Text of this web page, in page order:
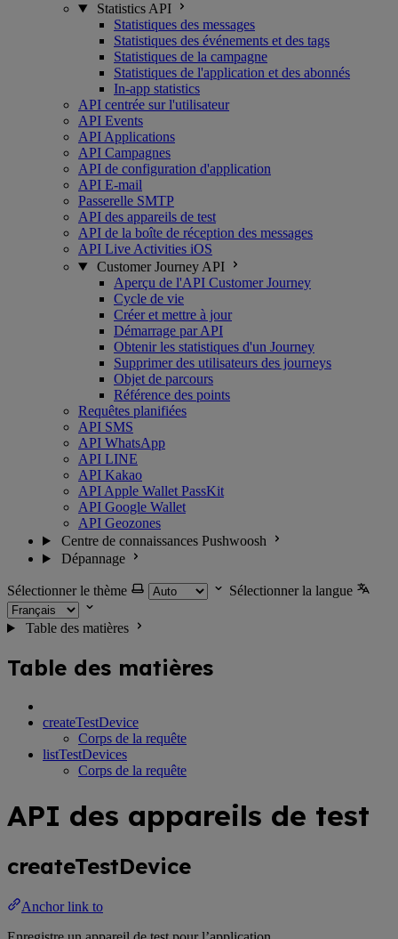
Statistics API
Statistiques des messages
Statistiques des événements et des tags
Statistiques de la campagne
Statistiques de l'application et des abonnés
In-app statistics
API centrée sur l'utilisateur
API Events
API Applications
API Campagnes
API de configuration d'application
API E-mail
Passerelle SMTP
API des appareils de test
API de la boîte de réception des messages
API Live Activities iOS
Customer Journey API
Aperçu de l'API Customer Journey
Cycle de vie
Créer et mettre à jour
Démarrage par API
Obtenir les statistiques d'un Journey
Supprimer des utilisateurs des journeys
Objet de parcours
Référence des points
Requêtes planifiées
API SMS
API WhatsApp
API LINE
API Kakao
API Apple Wallet PassKit
API Google Wallet
API Geozones
Centre de connaissances Pushwoosh
Dépannage
Sélectionner le thème Sélectionner la langue
Table des matières
Table des matières
createTestDevice
Corps de la requête
listTestDevices
Corps de la requête
API des appareils de test
createTestDevice
Anchor link to